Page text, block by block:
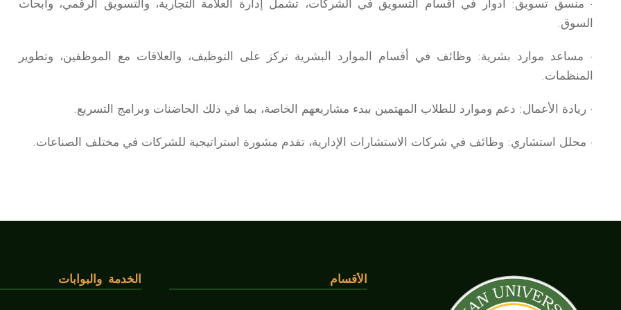
· منسق تسويق: أدوار في أقسام التسويق في الشركات، تشمل إدارة العلامة التجارية، والتسويق الرقمي، وأبحاث
السوق.
· مساعد موارد بشرية: وظائف في أقسام الموارد البشرية تركز على التوظيف، والعلاقات مع الموظفين، وتطوير
المنظمات.
· ريادة الأعمال: دعم وموارد للطلاب المهتمين ببدء مشاريعهم الخاصة، بما في ذلك الحاضنات وبرامج التسريع.
· محلل استشاري: وظائف في شركات الاستشارات الإدارية، تقدم مشورة استراتيجية للشركات في مختلف الصناعات.
الأقسام الخدمة والبوابات